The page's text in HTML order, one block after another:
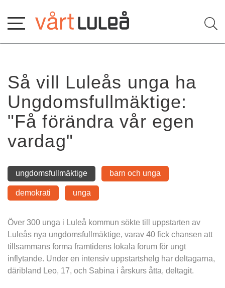
innehåll
Så vill Luleås unga ha
Ungdomsfullmäktige:
"Få förändra vår egen
vardag"
ungdomsfullmäktige barn och unga
demokrati unga
Över 300 unga i Luleå kommun sökte till uppstarten av
Luleås nya ungdomsfullmäktige, varav 40 fick chansen att
tillsammans forma framtidens lokala forum för ungt
inflytande. Under en intensiv uppstartshelg har deltagarna,
däribland Leo, 17, och Sabina i årskurs åtta, deltagit.